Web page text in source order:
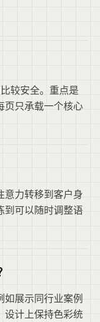
较安全。重点是
页只承载一个核心
意力转移到客户身
到可以随时调整语
如展示同行业案例
设计上保持色彩统